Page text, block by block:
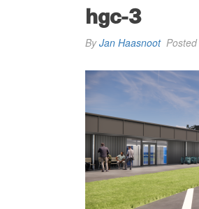
hgc-3
ByJan Haasnoot Posted